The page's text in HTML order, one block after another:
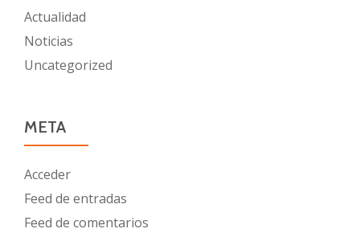
Actualidad
Noticias
Uncategorized
META
Acceder
Feed de entradas
Feed de comentarios